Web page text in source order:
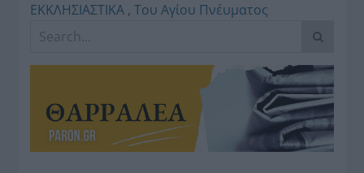
ΕΚΚΛΗΣΙΑΣΤΙΚΑ ,Του Αγίου Πνέυματος